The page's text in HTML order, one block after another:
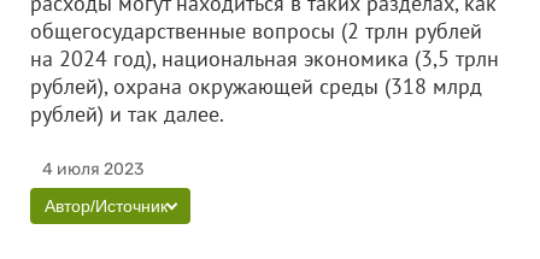
общегосударственные вопросы (2 трлн рублей
на 2024 год), национальная экономика (3,5 трлн
рублей), охрана окружающей среды (318 млрд
рублей) и так далее.
4 июля 2023
Автор/Источник